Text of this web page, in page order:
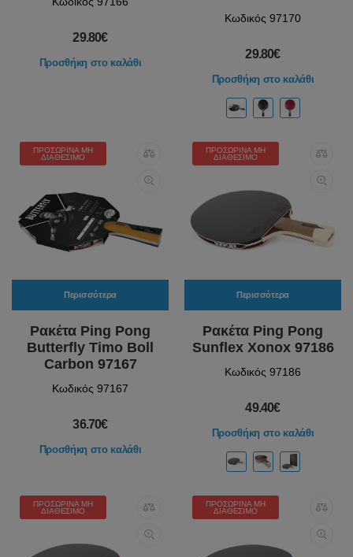
29.80€
Προσθήκη στο καλάθι
Κωδικός 97170
29.80€
Προσθήκη στο καλάθι
ΠΡΟΣΩΡΙΝΆ ΜΗ
ΔΙΑΘΈΣΙΜΟ
Περισσότερα
Ρακέτα Ping Pong
Butterfly Timo Boll
Carbon 97167
Κωδικός 97167
36.70€
Προσθήκη στο καλάθι
ΠΡΟΣΩΡΙΝΆ ΜΗ
ΔΙΑΘΈΣΙΜΟ
Περισσότερα
Ρακέτα Ping Pong
Sunflex Xonox 97186
Κωδικός 97186
49.40€
Προσθήκη στο καλάθι
ΠΡΟΣΩΡΙΝΆ ΜΗ
ΔΙΑΘΈΣΙΜΟ
ΠΡΟΣΩΡΙΝΆ ΜΗ
ΔΙΑΘΈΣΙΜΟ